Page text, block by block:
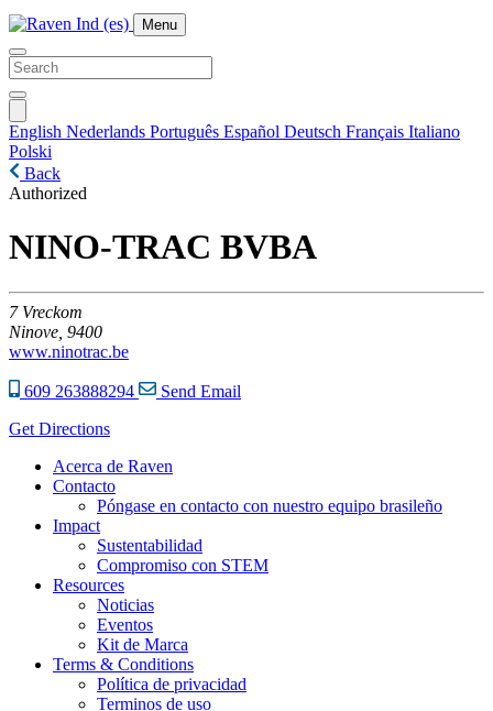
Menu
English Nederlands Português Español Deutsch Français Italiano
Polski
Back
Authorized
NINO-TRAC BVBA
7 Vreckom
Ninove, 9400
www.ninotrac.be
609 263888294
Send Email
Get Directions
Acerca de Raven
Contacto
Póngase en contacto con nuestro equipo brasileño
Impact
Sustentabilidad
Compromiso con STEM
Resources
Noticias
Eventos
Kit de Marca
Terms & Conditions
Política de privacidad
Terminos de uso